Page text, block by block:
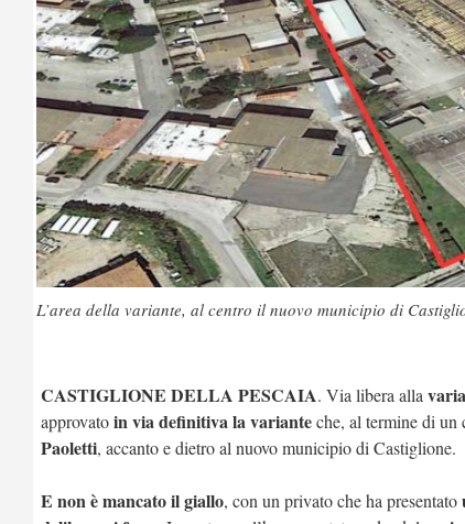
L’area della variante, al centro il nuovo municipio di
CASTIGLIONE DELLA PESCAIA. Via libera alla
approvatoin via definitiva la varianteche, al termine di un
Paoletti, accanto e dietro al nuovo municipio di Castiglione.
E non è mancato il giallo, con un privato che ha presentato